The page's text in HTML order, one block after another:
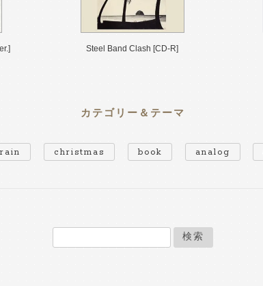
Steel Band Clash [CD-R]
カテゴリー＆テーマ
rain christmas book analog
検索